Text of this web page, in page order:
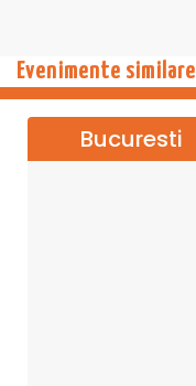
Evenimente similare
Bucuresti